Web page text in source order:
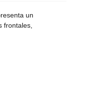
un
frontales,